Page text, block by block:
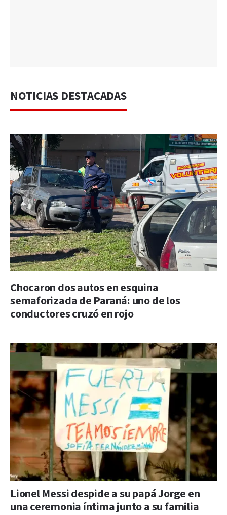
NOTICIAS DESTACADAS
Chocaron dos autos en esquina
semaforizada de Paraná: uno de los
conductores cruzó en rojo
Lionel Messi despide a su papá Jorge en
una ceremonia íntima junto a su familia